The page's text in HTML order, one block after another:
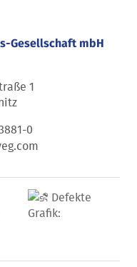
Gesellschaft mbH
1
0